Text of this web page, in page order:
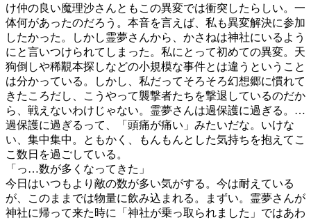
け仲の良い魔理沙さんともこの異変では衝突したらしい。一
体何があったのだろう。本音を言えば、私も異変解決に参加
したかった。しかし霊夢さんから、かさねは神社にいるよう
にと言いつけられてしまった。私にとって初めての異変。天
狗倒しや稀覯本探しなどの小規模な事件とは違うということ
は分かっている。しかし、私だってそろそろ幻想郷に慣れて
きたころだし、こうやって襲撃者たちを撃退しているのだか
ら、戦えないわけじゃない。霊夢さんは過保護に過ぎる。…
過保護に過ぎるって、「頭痛が痛い」みたいだな。いけな
い、集中集中。ともかく、もんもんとした気持ちを抱えてこ
こ数日を過ごしている。
「っ…数が多くなってきた」
今日はいつもより敵の数が多い気がする。今は耐えている
が、このままでは物量に飲み込まれる。まずい。霊夢さんが
神社に帰って来た時に「神社が乗っ取られました」ではあわ